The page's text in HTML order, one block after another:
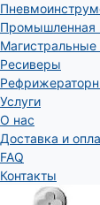
Промышленная
Ресиверы
Услуги
О нас
Доставка и
FAQ
Контакты